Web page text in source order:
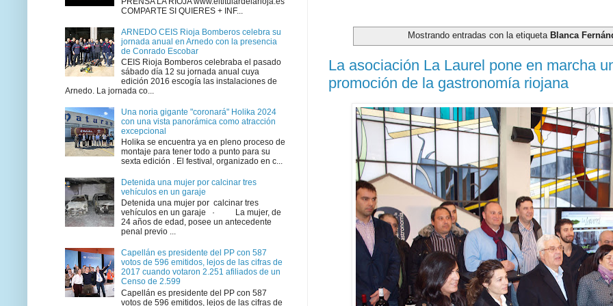
Mostrando entradas con la etiquetaBlanca
La asociación La Laurel pone en marcha
promoción de la gastronomía riojana
COMPARTE SI QUIERES + INF...
ARNEDO CEIS Rioja Bomberos celebra su
jornada anual en Arnedo con la presencia
de Conrado Escobar
CEIS Rioja Bomberos celebraba el pasado
sábado día 12 su jornada anual cuya
edición 2016 escogía las instalaciones de
Arnedo. La jornada co...
Una noria gigante "coronará" Holika 2024
con una vista panorámica como atracción
excepcional
Holika se encuentra ya en pleno proceso de
montaje para tener todo a punto para su
sexta edición . El festival, organizado en c...
Detenida una mujer por calcinar tres
vehículos en un garaje
Detenida una mujer por calcinar tres
vehículos en un garaje · La mujer, de
24 años de edad, posee un antecedente
penal previo ...
Capellán es presidente del PP con 587
votos de 596 emitidos, lejos de las cifras de
2017 cuando votaron 2.251 afiliados de un
Censo de 2.599
Capellán es presidente del PP con 587
votos de 596 emitidos, lejos de las cifras de